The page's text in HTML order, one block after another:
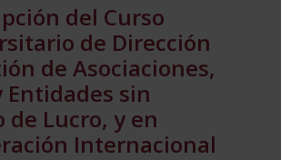
del Curso
de Dirección
de Asociaciones,
Entidades sin
de Lucro, y en
Internacional